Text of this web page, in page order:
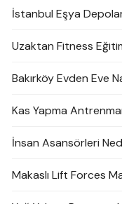
İstanbul Eşya
Uzaktan Fitness
Bakırköy Evden Eve
Kas Yapma
İnsan Asansörleri
Makaslı Lift Forces